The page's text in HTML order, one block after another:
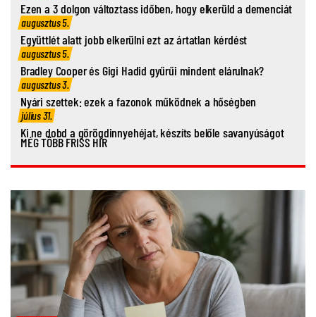
Ezen a 3 dolgon változtass időben, hogy elkerüld a demenciát
augusztus 5.
Együttlét alatt jobb elkerülni ezt az ártatlan kérdést
augusztus 5.
Bradley Cooper és Gigi Hadid gyűrűi mindent elárulnak?
augusztus 3.
Nyári szettek: ezek a fazonok működnek a hőségben
július 31.
Ki ne dobd a görögdinnyehéjat, készíts belőle savanyúságot
MÉG TÖBB FRISS HÍR